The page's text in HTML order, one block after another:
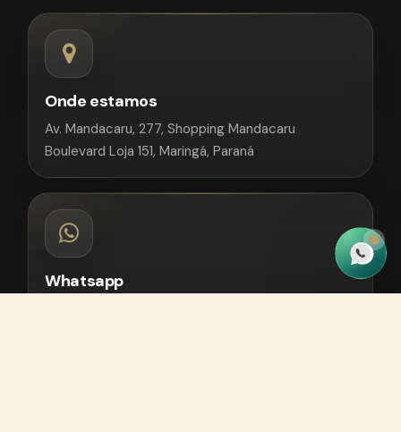
Onde estamos
Av. Mandacaru, 277, Shopping Mandacaru
Boulevard Loja 151, Maringá, Paraná
Whatsapp